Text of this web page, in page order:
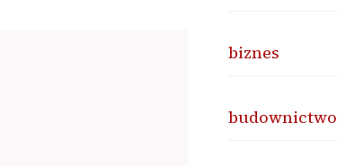
biznes
budownictwo